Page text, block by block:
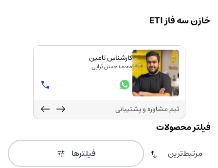
خازن سه فاز ETI
فیلترها
کارشناس تامین
محمدحسن ترابی
تیم مشاوره و پشتیبانی